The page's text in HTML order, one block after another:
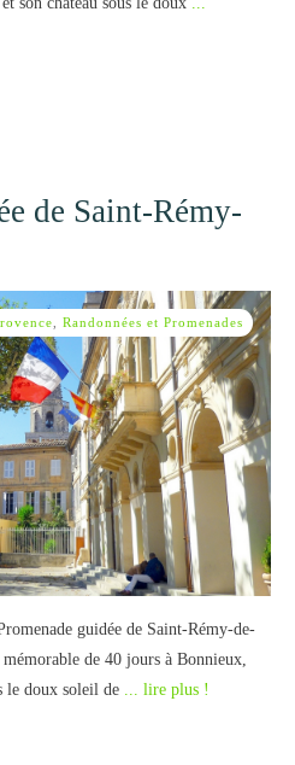
de Saint-Rémy-
Randonnées et Promenades
guidée de Saint-Rémy-de-
de 40 jours à Bonnieux,
le doux soleil de ... lire plus !